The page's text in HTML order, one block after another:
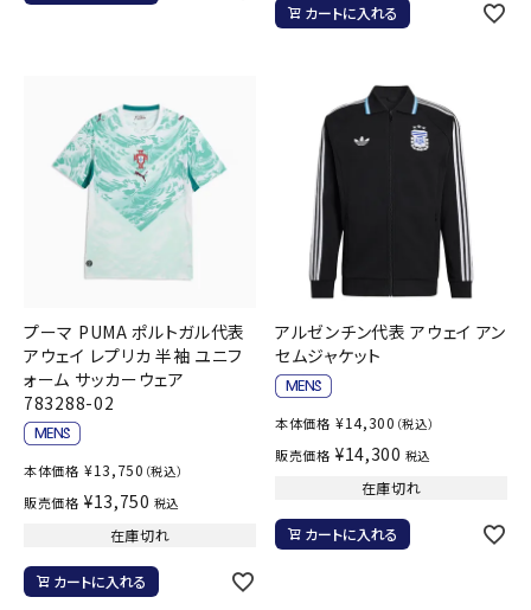
カートに入れる
プーマ PUMA ポルトガル代表
アウェイ レプリカ 半袖 ユニフ
ォーム サッカーウェア
783288-02
本体価格 ¥13,750 （税込）
販売価格 ¥13,750 税込
在庫切れ
カートに入れる
アルゼンチン代表 アウェイ アン
セムジャケット
本体価格 ¥14,300 （税込）
販売価格 ¥14,300 税込
在庫切れ
カートに入れる